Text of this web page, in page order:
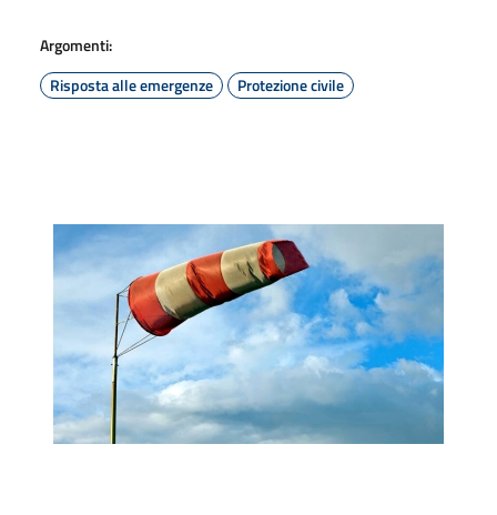
Argomenti:
Risposta alle emergenze
Protezione civile